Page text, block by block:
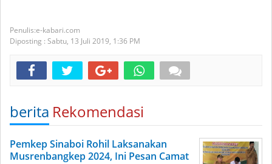
e-kabari.com
Diposting : Sabtu, 13 Juli 2019, 1:36 PM
berita Rekomendasi
Pemkep Sinaboi Rohil Laksanakan
Musrenbangkep 2024, Ini Pesan Camat